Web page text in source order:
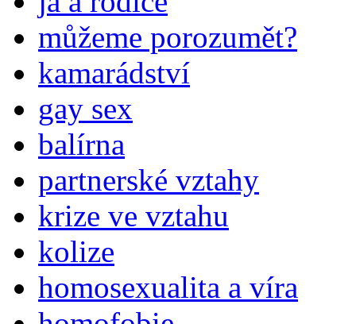
můžeme porozumět?
kamarádství
gay sex
balírna
partnerské vztahy
krize ve vztahu
kolize
homosexualita a víra